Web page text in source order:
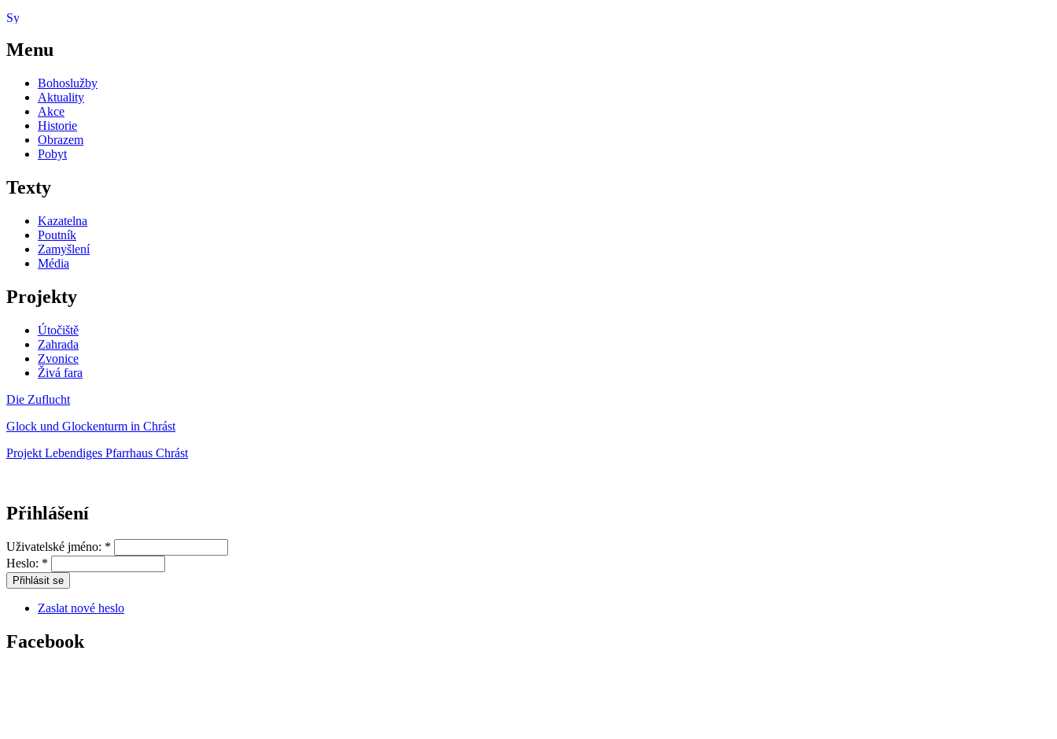
Menu
Bohoslužby
Aktuality
Akce
Historie
Obrazem
Pobyt
Texty
Kazatelna
Poutník
Zamyšlení
Média
Projekty
Útočiště
Zahrada
Zvonice
Živá fara
Die Zuflucht
Glock und Glockenturm in Chrást
Projekt Lebendiges Pfarrhaus Chrást
Přihlášení
Uživatelské jméno: *
Heslo: *
Zaslat nové heslo
Facebook